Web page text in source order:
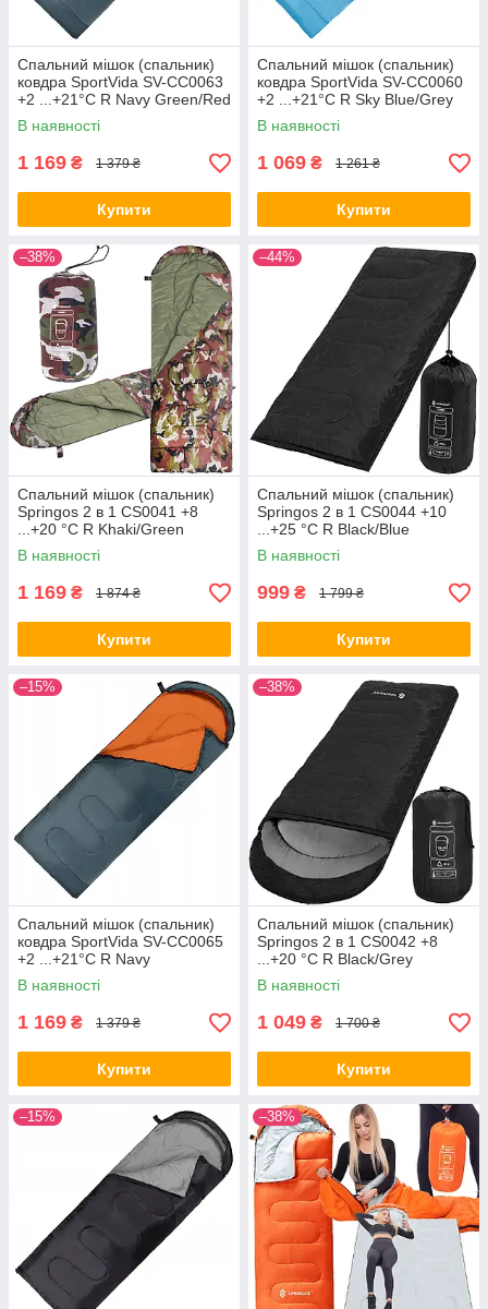
Спальний мішок (спальник)
ковдра SportVida SV-CC0063
+2 ...+21°C R Navy Green/Red
В наявності
1 169 ₴ 1 379 ₴
Купити
Спальний мішок (спальник)
ковдра SportVida SV-CC0060
+2 ...+21°C R Sky Blue/Grey
В наявності
1 069 ₴ 1 261 ₴
Купити
–38%
Спальний мішок (спальник)
Springos 2 в 1 CS0041 +8
...+20 °C R Khaki/Green
В наявності
1 169 ₴ 1 874 ₴
Купити
–44%
Спальний мішок (спальник)
Springos 2 в 1 CS0044 +10
...+25 °C R Black/Blue
В наявності
999 ₴ 1 799 ₴
Купити
–15%
Спальний мішок (спальник)
ковдра SportVida SV-CC0065
+2 ...+21°C R Navy
Green/Orange
В наявності
1 169 ₴ 1 379 ₴
Купити
–38%
Спальний мішок (спальник)
Springos 2 в 1 CS0042 +8
...+20 °C R Black/Grey
В наявності
1 049 ₴ 1 700 ₴
Купити
–15% –38%